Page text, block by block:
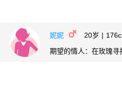
妮妮 20岁 |
期望的情人：在玫瑰